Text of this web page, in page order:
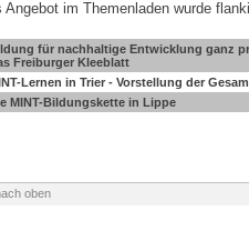
Angebot im Themenladen wurde
für nachhaltige Entwicklung ganz
Freiburger Kleeblatt
Lernen in Trier - Vorstellung der
MINT-Bildungskette in Lippe
oben